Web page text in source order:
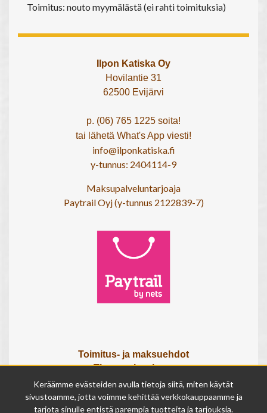
Toimitus: nouto myymälästä (ei rahti toimituksia)
Ilpon Katiska Oy
Hovilantie 31
62500 Evijärvi
p. (06) 765 1225 soita!
tai lähetä What's App viesti!
info@ilponkatiska.fi
y-tunnus: 2404114-9
Maksupalveluntarjoaja
Paytrail Oyj (y-tunnus 2122839-7)
Toimitus- ja maksuehdot
Tietosuojaseloste
Tietoa meistä
Osta lahjakortti
Tilauksen peruutuslomake
Keräämme evästeiden avulla tietoja siitä, miten käytät
sivustoamme, jotta voimme kehittää verkkokauppaamme ja
tarjota sinulle entistä parempia tuotteita ja tarjouksia.